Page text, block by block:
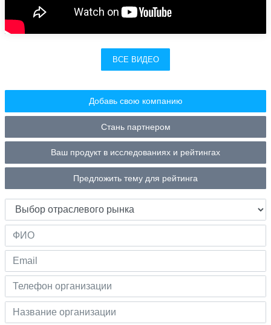
ВСЕ ВИДЕО
Добавь свою компанию
Стань партнером
Ваш продукт в исследованиях и рейтингах
Предложить тему для рейтинга